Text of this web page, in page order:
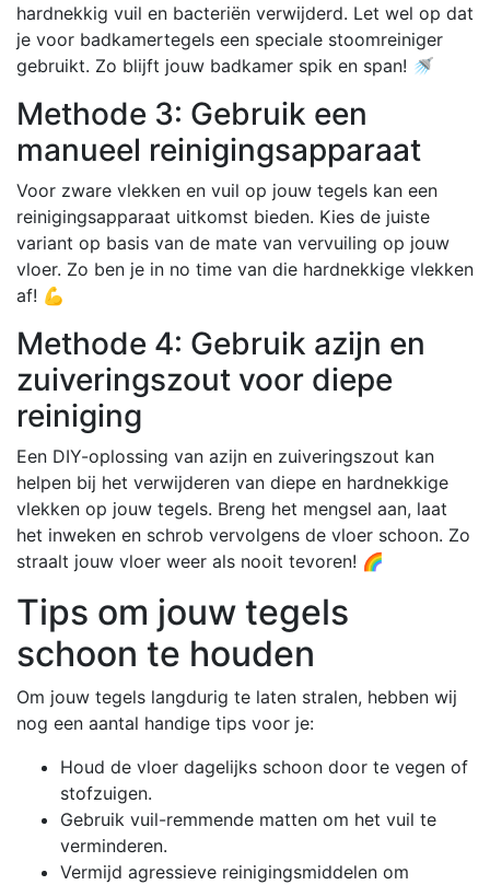
hardnekkig vuil en bacteriën verwijderd. Let wel op dat
je voor badkamertegels een speciale stoomreiniger
gebruikt. Zo blijft jouw badkamer spik en span! 🚿
Methode 3: Gebruik een
manueel reinigingsapparaat
Voor zware vlekken en vuil op jouw tegels kan een
reinigingsapparaat uitkomst bieden. Kies de juiste
variant op basis van de mate van vervuiling op jouw
vloer. Zo ben je in no time van die hardnekkige vlekken
af! 💪
Methode 4: Gebruik azijn en
zuiveringszout voor diepe
reiniging
Een DIY-oplossing van azijn en zuiveringszout kan
helpen bij het verwijderen van diepe en hardnekkige
vlekken op jouw tegels. Breng het mengsel aan, laat
het inweken en schrob vervolgens de vloer schoon. Zo
straalt jouw vloer weer als nooit tevoren! 🌈
Tips om jouw tegels
schoon te houden
Om jouw tegels langdurig te laten stralen, hebben wij
nog een aantal handige tips voor je:
Houd de vloer dagelijks schoon door te vegen of
stofzuigen.
Gebruik vuil-remmende matten om het vuil te
verminderen.
Vermijd agressieve reinigingsmiddelen om